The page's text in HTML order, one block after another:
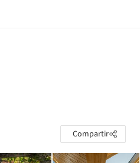
Compartir